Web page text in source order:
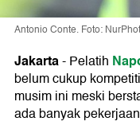
Antonio Conte. Foto:
Jakarta-Pelatih
belum cukup
musim ini meski
ada banyak